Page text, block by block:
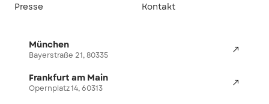
Presse
Kontakt
München 
Bayerstraße 21, 80335
Frankfurt am Main 
Opernplatz 14, 60313